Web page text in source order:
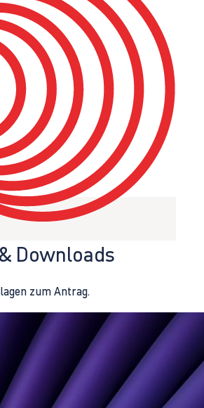
Downloads
zum Antrag.